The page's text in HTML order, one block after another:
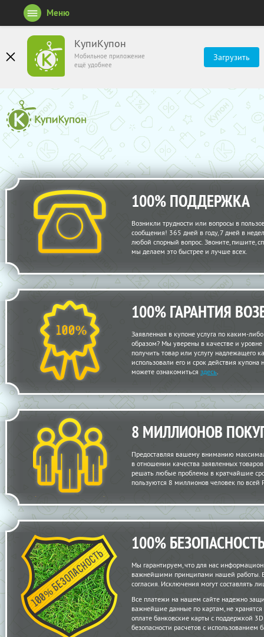
КупиКупон
Мобильное приложение
ещё удобнее
Загрузить
Меню
100% ПОДДЕРЖКА
Возникли трудности или вопросы в
сообщения! 365 дней в году, 7 дней в
любой спорный вопрос. Звоните, пишите,
мы делаем это быстрее и лучше всех.
100% ГАРАНТИЯ
Заявленная в купоне услуга по каким-
образом? Мы уверены в качестве и
получить товар или услугу надлежащего
использовали его и срок действия
можете ознакомиться здесь.
8 МИЛЛИОНОВ
Предоставляя вашему вниманию
в отношении качества заявленных
решать любые проблемы в кратчайшие
пользуются 8 миллионов человек по
100%
Мы гарантируем, что для нас
важнейшими принципами нашей работы.
согласия. Исключения могут составлять
Все платежи на нашем сайте надежно
важнейшие данные по картам, не
оплате банковские карты с поддержкой
безопасности расчетов с использованием